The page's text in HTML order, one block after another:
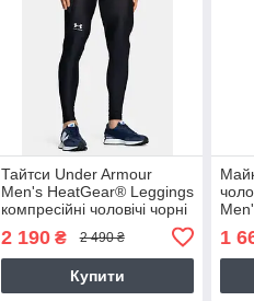
Тайтси Under Armour
Men's HeatGear® Leggings
компресійні чоловічі чорні
2 190₴ 2 490 ₴
Купити
090)
1